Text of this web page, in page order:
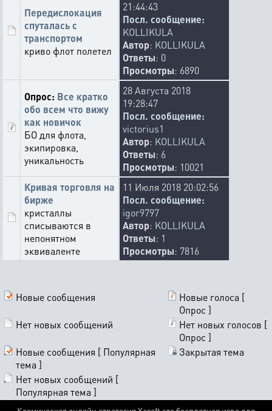
Передислокация
спуталась с
транспортом
криво флот полетел
21:44:43
Посл. сообщение:
KOLLIKULA
Автор: KOLLIKULA
Ответы: 0
Просмотры: 6890
Опрос: Все кратко
обо всем что вижу
как новичок
БО для флота,
экипировка,
уникальность
28 Августа 2018
19:28:47
Посл. сообщение:
victorius1
Автор: KOLLIKULA
Ответы: 6
Просмотры: 10021
Кривая торговля на
бирже
кристаллы
списываются в
непонятном
эквиваленте
11 Июля 2018 20:02:56
Посл. сообщение:
igor9797
Автор: KOLLIKULA
Ответы: 1
Просмотры: 7816
Новые сообщения
Новые голоса [
Опрос ]
Нет новых сообщений
Нет новых голосов [
Опрос ]
Новые сообщения [ Популярная
тема ]
Закрытая тема
Нет новых сообщений [
Популярная тема ]